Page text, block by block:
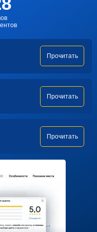
Прочитать
Прочитать
Прочитать